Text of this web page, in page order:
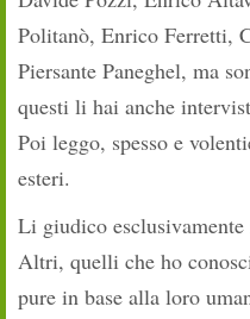
Politanò, Enrico Ferretti,
Piersante Paneghel, ma
questi li hai anche
Poi leggo, spesso e
esteri.
Li giudico
Altri, quelli che ho
pure in base alla loro